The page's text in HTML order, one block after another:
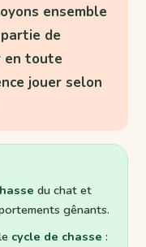
ensemble
de
en toute
jouer selon
du chat et
gênants.
cycle de chasse :